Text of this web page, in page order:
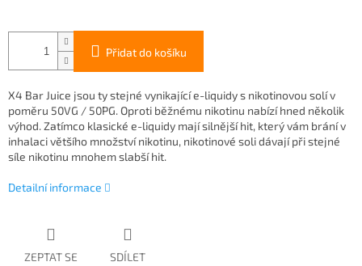
Přidat do košíku
X4 Bar Juice jsou ty stejné vynikající e-liquidy s nikotinovou solí v
poměru 50VG / 50PG. Oproti běžnému nikotinu nabízí hned několik
výhod. Zatímco klasické e-liquidy mají silnější hit, který vám brání v
inhalaci většího množství nikotinu, nikotinové soli dávají při stejné
síle nikotinu mnohem slabší hit.
Detailní informace
ZEPTAT SE SDÍLET